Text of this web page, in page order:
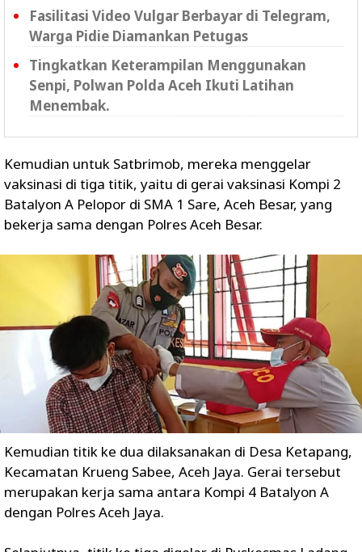
Fasilitasi Video Vulgar Berbayar di Telegram,
Warga Pidie Diamankan Petugas
Tingkatkan Keterampilan Menggunakan
Senpi, Polwan Polda Aceh Ikuti Latihan
Menembak.
Kemudian untuk Satbrimob, mereka menggelar
vaksinasi di tiga titik, yaitu di gerai vaksinasi Kompi 2
Batalyon A Pelopor di SMA 1 Sare, Aceh Besar, yang
bekerja sama dengan Polres Aceh Besar.
Kemudian titik ke dua dilaksanakan di Desa Ketapang,
Kecamatan Krueng Sabee, Aceh Jaya. Gerai tersebut
merupakan kerja sama antara Kompi 4 Batalyon A
dengan Polres Aceh Jaya.